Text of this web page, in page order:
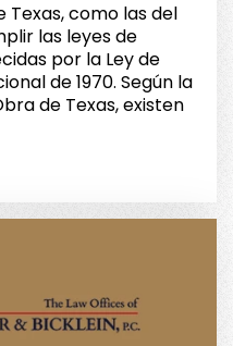
Texas, como las del
las leyes de
por la Ley de
de 1970. Según la
de Texas, existen